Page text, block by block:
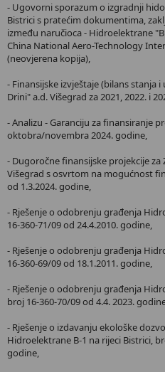
- Ugovorni sporazum o izgradnji
Bistrici s pratećim dokumentima,
između naručioca - Hidroelektrane
China National Aero-Technology
(neovjerena kopija),
- Finansijske izvještaje (bilans stanja
Drini" a.d. Višegrad za 2021, 2022. i
- Analizu - Garanciju za finansiranje
oktobra/novembra 2024. godine,
- Dugoročne finansijske projekcije
Višegrad s osvrtom na mogućnost
od 1.3.2024. godine,
- Rješenje o odobrenju građenja
16-360-71/09 od 24.4.2010. godine,
- Rješenje o odobrenju građenja
16-360-69/09 od 18.1.2011. godine,
- Rješenje o odobrenju građenja
broj 16-360-70/09 od 4.4. 2023.
- Rješenje o izdavanju ekološke
Hidroelektrane B-1 na rijeci Bistrici,
godine,